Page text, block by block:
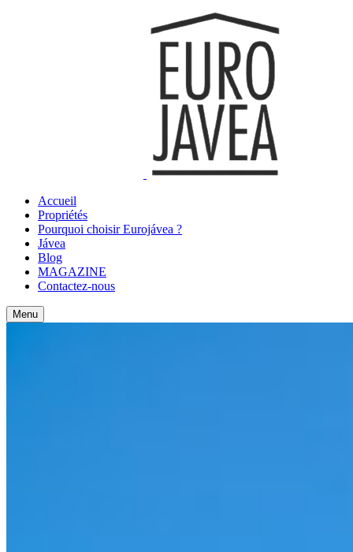
Accueil
Propriétés
Pourquoi choisir Eurojávea ?
Jávea
Blog
MAGAZINE
Contactez-nous
Menu